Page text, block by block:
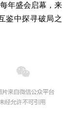
年盛会启幕，来
鉴中探寻破局之